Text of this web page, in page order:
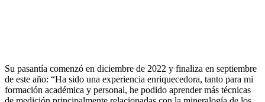
Su pasantía comenzó en diciembre de 2022 y finaliza en septiembre
de este año: “Ha sido una experiencia enriquecedora, tanto para mi
formación académica y personal, he podido aprender más técnicas